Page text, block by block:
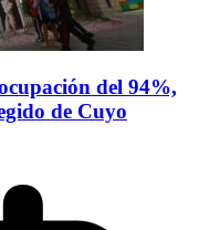
del 94%,
de Cuyo